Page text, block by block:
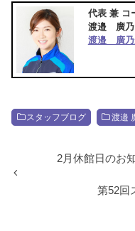
代表 兼 コ
渡邉 廣乃
渡邉 廣乃
スタッフブログ 渡邉
2月休館日のお
第52回